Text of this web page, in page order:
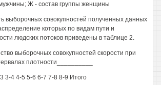
Ж - состав группы женщины
выборочных совокупностей полученных данных
которых по видам пути и
людских потоков приведены в таблице 2.
выборочных совокупностей скорости при
плотности__________
3-4 4-5 5-6 6-7 7-8 8-9 Итого